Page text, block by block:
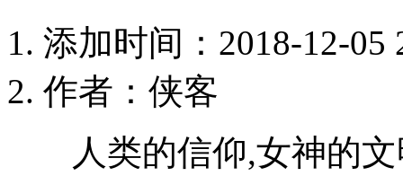
添加时间：2018-12-05
作者：侠客
人类的信仰,女神的